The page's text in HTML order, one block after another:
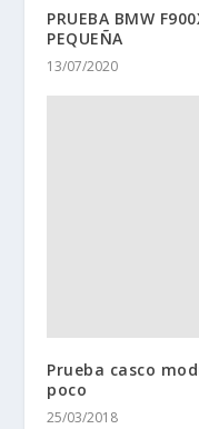
PRUEBA BMW
PEQUEÑA
13/07/2020
Prueba casco
poco
25/03/2018